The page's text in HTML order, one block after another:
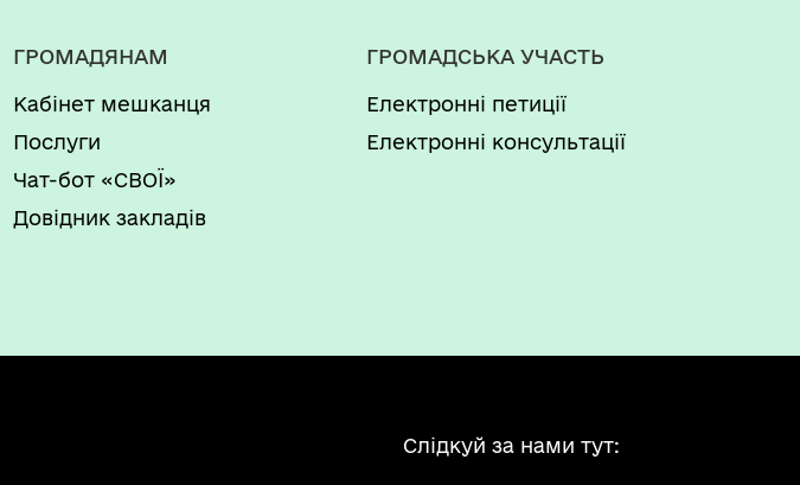
ГРОМАДЯНАМ
Кабінет мешканця
Послуги
Чат-бот «СВОЇ»
Довідник закладів
ГРОМАДСЬКА УЧАСТЬ
Електронні петиції
Електронні консультації
Слідкуй за нами тут: